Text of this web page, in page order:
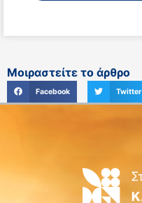
Μοιραστείτε το άρθρο
Facebook Twitter